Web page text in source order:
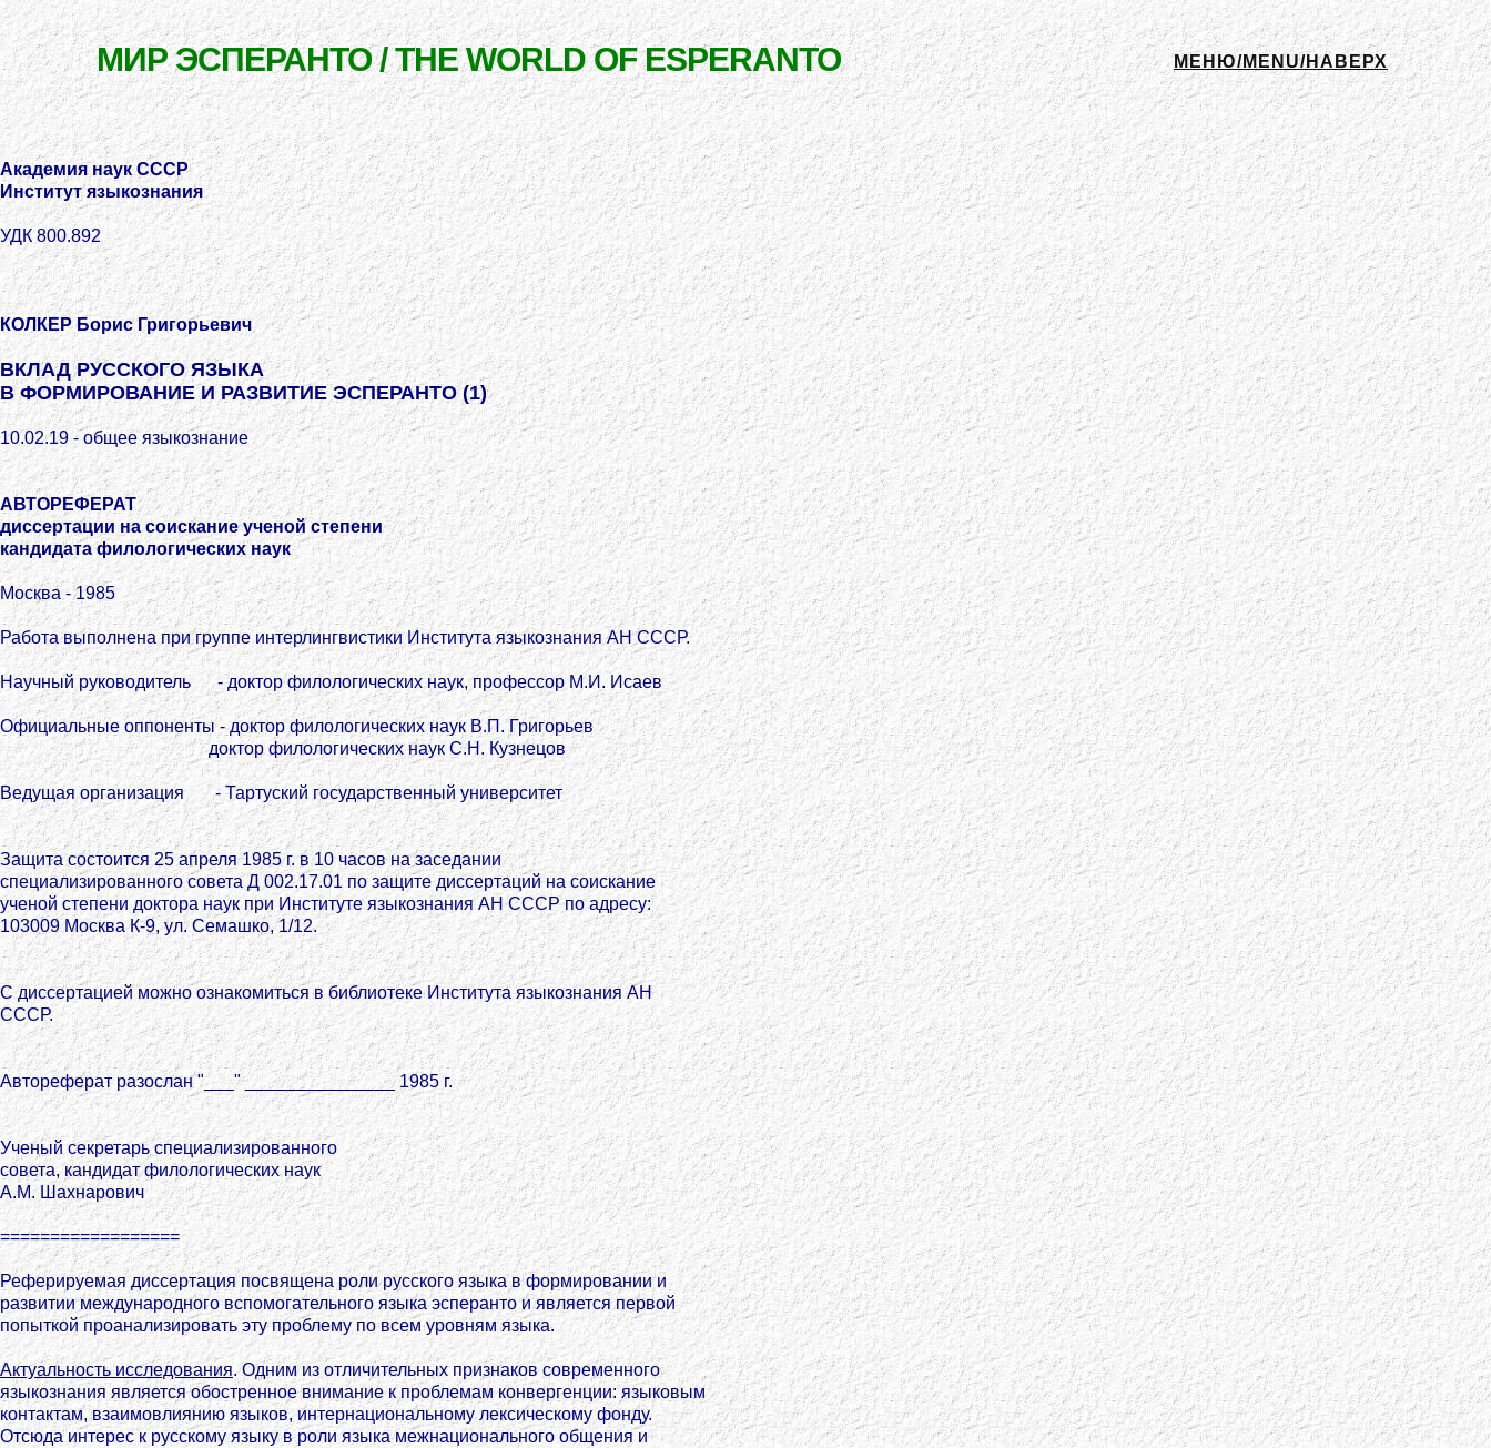
МИР ЭСПЕРАНТО / THE WORLD OF ESPERANTO МЕНЮ/MENU/НАВЕРХ
Академия наук СССР
Институт языкознания
УДК 800.892
КОЛКЕР Борис Григорьевич
ВКЛАД РУССКОГО ЯЗЫКА
В ФОРМИРОВАНИЕ И РАЗВИТИЕ ЭСПЕРАНТО (1)
10.02.19 - общее языкознание
АВТОРЕФЕРАТ
диссертации на соискание ученой степени
кандидата филологических наук
Москва - 1985
Работа выполнена при группе интерлингвистики Института языкознания АН СССР.
Научный руководитель - доктор филологических наук, профессор М.И. Исаев
Официальные оппоненты - доктор филологических наук В.П. Григорьев
доктор филологических наук С.Н. Кузнецов
Ведущая организация - Тартуский государственный университет
Защита состоится 25 апреля 1985 г. в 10 часов на заседании
специализированного совета Д 002.17.01 по защите диссертаций на соискание
ученой степени доктора наук при Институте языкознания АН СССР по адресу:
103009 Москва К-9, ул. Семашко, 1/12.
С диссертацией можно ознакомиться в библиотеке Института языкознания АН
СССР.
Автореферат разослан "___" _______________ 1985 г.
Ученый секретарь специализированного
совета, кандидат филологических наук
А.М. Шахнарович
==================
Реферируемая диссертация посвящена роли русского языка в формировании и
развитии международного вспомогательного языка эсперанто и является первой
попыткой проанализировать эту проблему по всем уровням языка.
Актуальность исследования. Одним из отличительных признаков современного
языкознания является обостренное внимание к проблемам конвергенции: языковым
контактам, взаимовлиянию языков, интернациональному лексическому фонду.
Отсюда интерес к русскому языку в роли языка межнационального общения и